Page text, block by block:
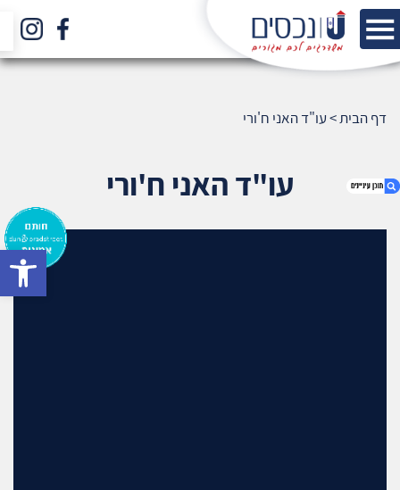
דף הבית>עו"ד האני ח'ורי
עו"ד האני ח'ורי